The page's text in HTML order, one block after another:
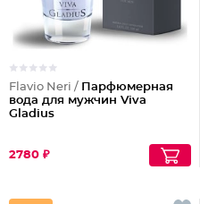
Flavio Neri / Парфюмерная
вода для мужчин Viva
Gladius
2780 ₽